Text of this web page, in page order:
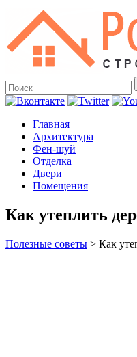
Главная
Архитектура
Фен-шуй
Отделка
Двери
Помещения
Как утеплить
Полезные советы > Как